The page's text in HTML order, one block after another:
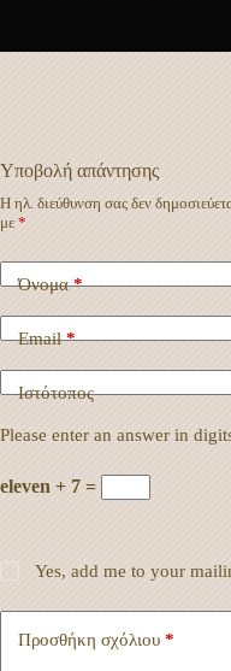
Υποβολή απάντησης
Η ηλ. διεύθυνση σας δεν
με *
Όνομα*
Email*
Ιστότοπος
Please enter an answer in
eleven + 7 =
Yes, add me to your
Προσθήκη σχόλιου *